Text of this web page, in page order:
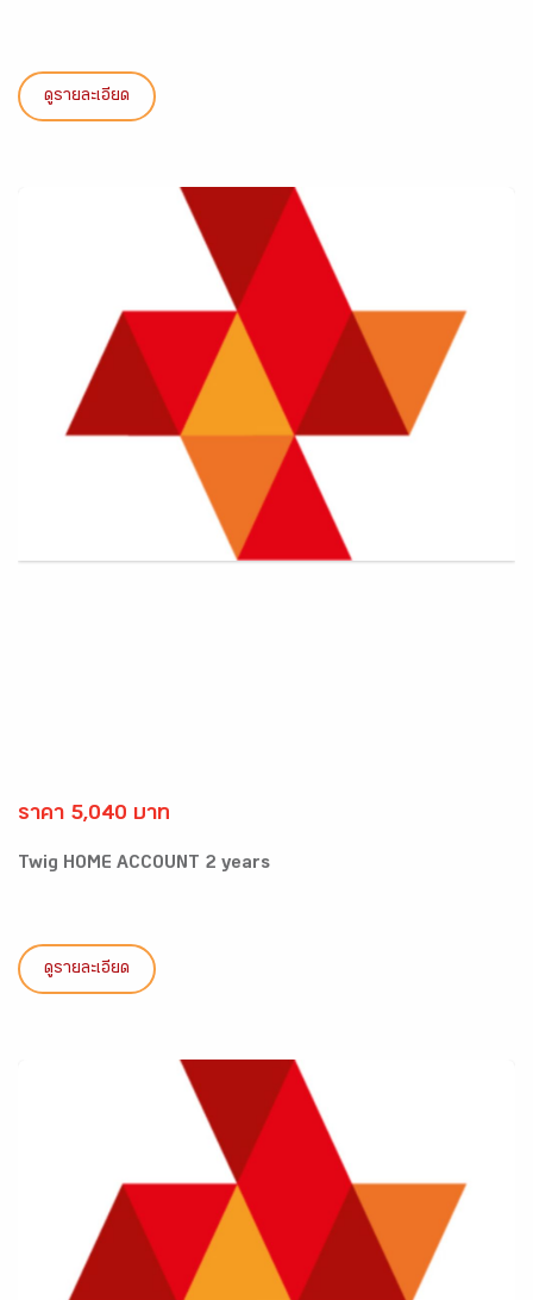
ดูรายละเอียด
ราคา 5,040 บาท
Twig HOME ACCOUNT 2 years
ดูรายละเอียด